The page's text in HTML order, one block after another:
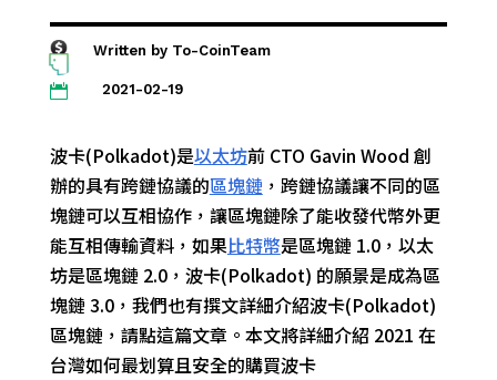
Written by To-CoinTeam
 2021-02-19
波卡(Polkadot)是以太坊前 CTO Gavin Wood 創
辦的具有跨鏈協議的區塊鏈 ，跨鏈協議讓不同的區
塊鏈可以互相協作，讓區塊鏈除了能收發代幣外更
能互相傳輸資料，如果比特幣是區塊鏈 1.0，以太
坊是區塊鏈 2.0，波卡(Polkadot) 的願景是成為區
塊鏈 3.0，我們也有撰文詳細介紹波卡(Polkadot)
區塊鏈，請點這篇文章。本文將詳細介紹 2021 在
台灣如何最划算且安全的購買波卡